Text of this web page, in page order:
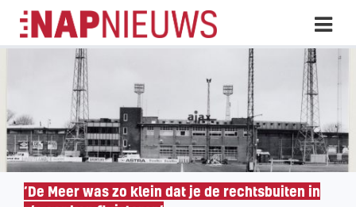
Skip
naar
inhoud
‘De Meer was zo klein dat je de rechtsbuiten in